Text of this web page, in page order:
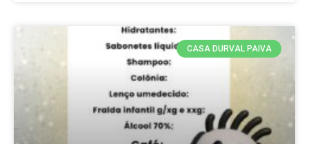
CASA DURVAL PAIVA